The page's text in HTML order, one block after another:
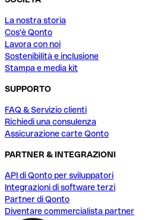
La nostra storia
Cos'è Qonto
Lavora con noi
Sostenibilità e inclusione
Stampa e media kit
SUPPORTO
FAQ & Servizio clienti
Richiedi una consulenza
Assicurazione carte Qonto
PARTNER & INTEGRAZIONI
API di Qonto per sviluppatori
Integrazioni di software terzi
Partner di Qonto
Diventare commercialista partner